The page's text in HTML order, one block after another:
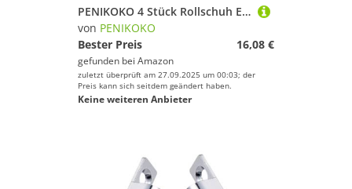
PENIKOKO 4 Stück Rollschuh Ersatzräder Pu Material Langlebig Abriebfest mit Metalllager Geeignet für Outdoor und Indoor Rollschuhe Inliner Schwere Belastung für Anfänger und Profis
von PENIKOKO
Bester Preis
16,08 €
gefunden bei Amazon
zuletzt überprüft am 27.09.2025 um 00:03; der
Preis kann sich seitdem geändert haben.
Keine weiteren Anbieter